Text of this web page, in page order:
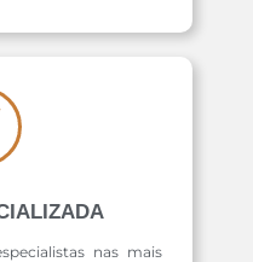
nas mais